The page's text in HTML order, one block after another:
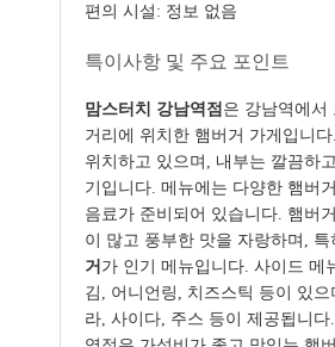
편의 시설: 정보 없음
특이사항 및 주요 포인트
맘스터치 강남역점 은 강남역에서
거리에 위치한 햄버거 가게입니
위치하고 있으며, 내부는 깔끔하
기입니다. 메뉴에는 다양한 햄버
음료가 준비되어 있습니다. 햄버
이 많고 풍부한 맛을 자랑하며, 특
거 가 인기 메뉴입니다. 사이드 메
김, 어니언링, 치즈스틱 등이 있
라, 사이다, 주스 등이 제공됩니